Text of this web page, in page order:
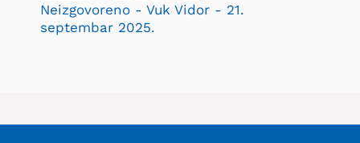
Neizgovoreno - Vuk Vidor - 21.
septembar 2025.